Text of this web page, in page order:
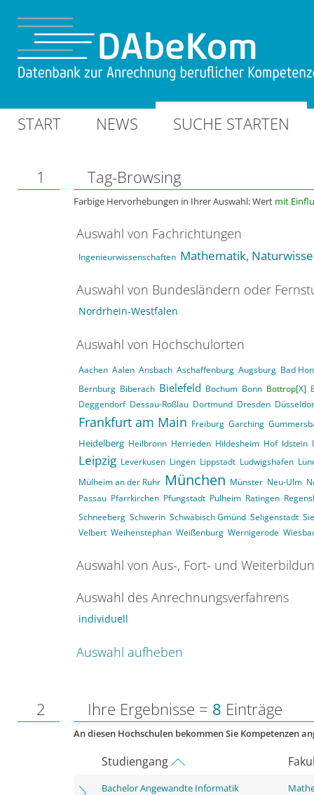
START NEWS SUCHE STARTEN
1 Tag-Browsing
Farbige Hervorhebungen in Ihrer Auswahl: Wert mit
Auswahl von Fachrichtungen
Ingenieurwissenschaften Mathematik,
Auswahl von Bundesländern oder
Nordrhein-Westfalen
Auswahl von Hochschulorten
Aachen Aalen Ansbach Aschaffenburg Augsburg Bad
Bernburg Biberach Bielefeld Bochum Bonn Bottrop[X]
Deggendorf Dessau-Roßlau Dortmund Dresden
Frankfurt am Main Freiburg Garching
Heidelberg Heilbronn Herrieden Hildesheim Hof Idstein
Leipzig Leverkusen Lingen Lippstadt Ludwigshafen
Mülheim an der Ruhr München Münster Neu-Ulm
Passau Pfarrkirchen Pfungstadt Pulheim Ratingen
Schneeberg Schwerin Schwäbisch Gmünd Seligenstadt
Velbert Weihenstephan Weißenburg Wernigerode
Auswahl von Aus-, Fort- und
Auswahl des Anrechnungsverfahrens
individuell
Auswahl aufheben
2 Ihre Ergebnisse = 8 Einträge
An diesen Hochschulen bekommen Sie Kompetenzen
Studiengang
Bachelor Angewandte Informatik